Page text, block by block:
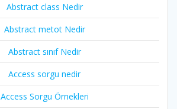
Abstract class Nedir
Abstract metot Nedir
Abstract sınıf Nedir
Access sorgu nedir
Access Sorgu Örnekleri